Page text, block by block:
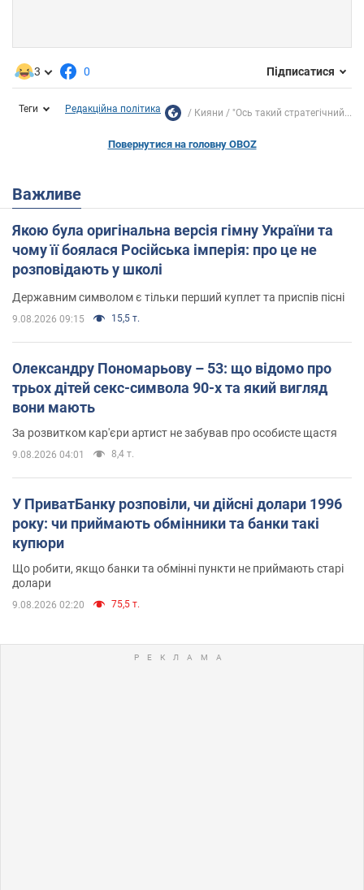
3 0 Підписатися
Теги Редакційна політика Кияни "Ось такий стратегічний...
Повернутися на головну OBOZ
Важливе
Якою була оригінальна версія гімну України та
чому її боялася Російська імперія: про це не
розповідають у школі
Державним символом є тільки перший куплет та приспів пісні
9.08.2026 09:15 15,5 т.
Олександру Пономарьову – 53: що відомо про
трьох дітей секс-символа 90-х та який вигляд
вони мають
За розвитком кар'єри артист не забував про особисте щастя
9.08.2026 04:01 8,4 т.
У ПриватБанку розповіли, чи дійсні долари 1996
року: чи приймають обмінники та банки такі
купюри
Що робити, якщо банки та обмінні пункти не приймають старі
долари
9.08.2026 02:20 75,5 т.